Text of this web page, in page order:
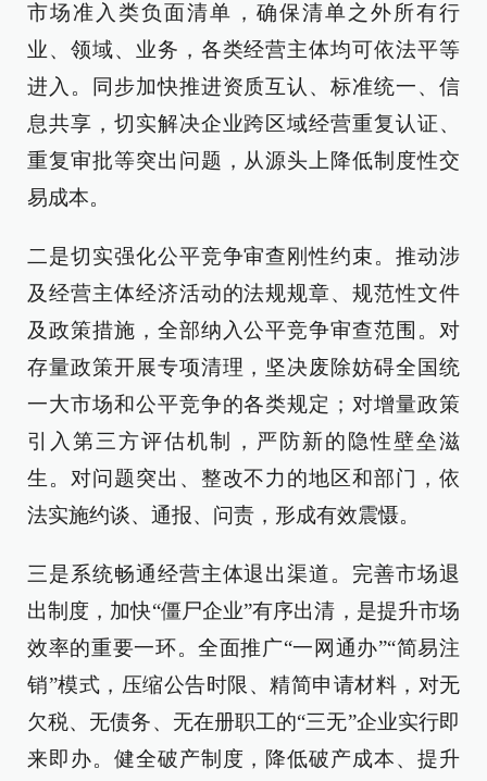
市场准入类负面清单，确保清单之外所有行
业、领域、业务，各类经营主体均可依法平等
进入。同步加快推进资质互认、标准统一、信
息共享，切实解决企业跨区域经营重复认证、
重复审批等突出问题，从源头上降低制度性交
易成本。
二是切实强化公平竞争审查刚性约束。推动涉
及经营主体经济活动的法规规章、规范性文件
及政策措施，全部纳入公平竞争审查范围。对
存量政策开展专项清理，坚决废除妨碍全国统
一大市场和公平竞争的各类规定；对增量政策
引入第三方评估机制，严防新的隐性壁垒滋
生。对问题突出、整改不力的地区和部门，依
法实施约谈、通报、问责，形成有效震慑。
三是系统畅通经营主体退出渠道。完善市场退
出制度，加快“僵尸企业”有序出清，是提升市场
效率的重要一环。全面推广“一网通办”“简易注
销”模式，压缩公告时限、精简申请材料，对无
欠税、无债务、无在册职工的“三无”企业实行即
来即办。健全破产制度，降低破产成本、提升